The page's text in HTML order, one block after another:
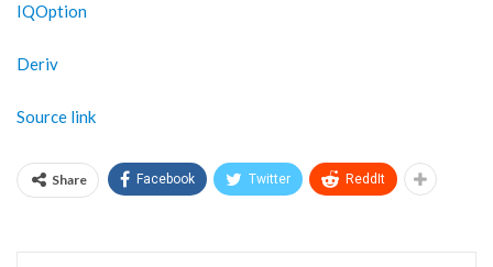
IQOption
Deriv
Source link
Share Facebook Twitter ReddIt